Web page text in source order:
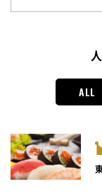
ALL